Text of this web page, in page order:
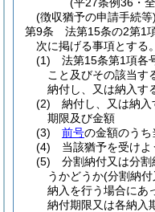
(徴収猶予の申請手続等)
第9条
法第15条の2第1
次に掲げる事項とする。
(1)
法第15条第1項各
こと及びその該当す
納付し、又は納入す
(2)
納付し、又は納
期限及び金額
(3)
前号の金額のう
(4)
当該猶予を受けよ
(5)
分割納付又は分
うかどうか(分割納
納入を行う場合にあ
納付期限又は各納入